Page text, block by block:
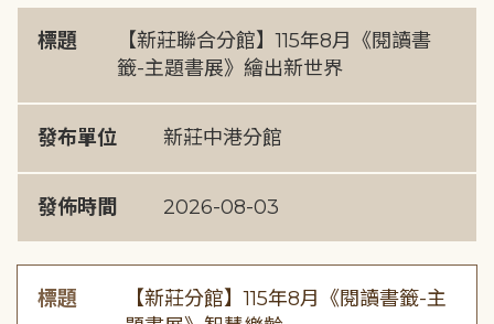
標題
【新莊聯合分館】115年8月《閱讀書
籤-主題書展》繪出新世界
發布單位 新莊中港分館
發佈時間 2026-08-03
標題
【新莊分館】115年8月《閱讀書籤-主